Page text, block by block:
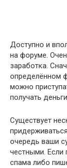
Доступно и
на форуме.
заработка.
определённом
можно
получать
Существует
очередь ваши
честными. Если
спама либо